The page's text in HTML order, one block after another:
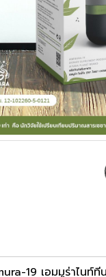
19 เอมมูร่าไนท์